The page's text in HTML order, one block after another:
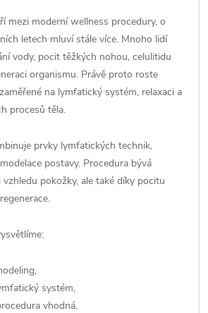
mezi moderní wellness procedury, o
letech mluví stále více. Mnoho lidí
vody, pocit těžkých nohou, celulitidu
organismu. Právě proto roste
na lymfatický systém, relaxaci a
procesů těla.
prvky lymfatických technik,
postavy. Procedura bývá
pokožky, ale také díky pocitu
systém,
vhodná,